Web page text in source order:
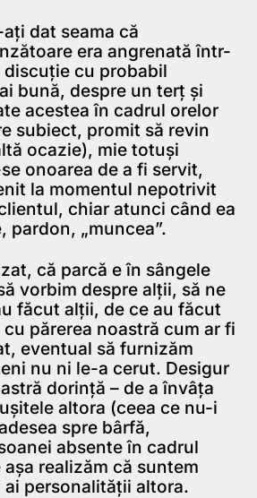
dat seama că
era angrenată într-
cu probabil
bună, despre un terţ şi
acestea în cadrul orelor
subiect, promit să revin
ocazie), mie totuşi
onoarea de a fi servit,
la momentul nepotrivit
chiar atunci când ea
pardon, „muncea”.
că parcă e în sângele
vorbim despre alţii, să ne
făcut alţii, de ce au făcut
cu părerea noastră cum ar fi
eventual să furnizăm
nu ni le-a cerut. Desigur
dorinţă – de a învâţa
altora (ceea ce nu-i
spre bârfă,
absente în cadrul
realizăm că suntem
personalităţii altora.